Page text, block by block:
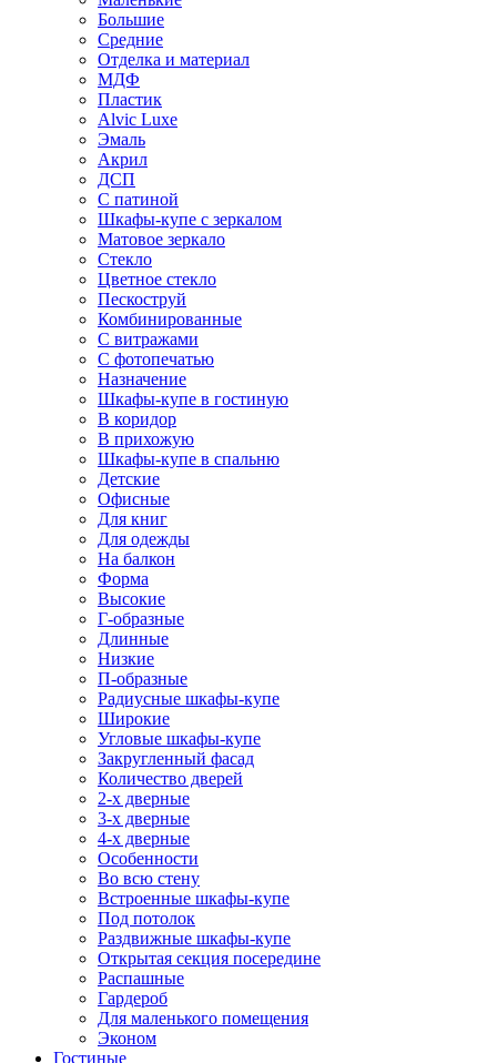
Большие
Средние
Отделка и материал
МДФ
Пластик
Alvic Luxe
Эмаль
Акрил
ДСП
С патиной
Шкафы-купе с зеркалом
Матовое зеркало
Стекло
Цветное стекло
Пескоструй
Комбинированные
С витражами
С фотопечатью
Назначение
Шкафы-купе в гостиную
В коридор
В прихожую
Шкафы-купе в спальню
Детские
Офисные
Для книг
Для одежды
На балкон
Форма
Высокие
Г-образные
Длинные
Низкие
П-образные
Радиусные шкафы-купе
Широкие
Угловые шкафы-купе
Закругленный фасад
Количество дверей
2-х дверные
3-х дверные
4-х дверные
Особенности
Во всю стену
Встроенные шкафы-купе
Под потолок
Раздвижные шкафы-купе
Открытая секция посередине
Распашные
Гардероб
Для маленького помещения
Эконом
Гостиные